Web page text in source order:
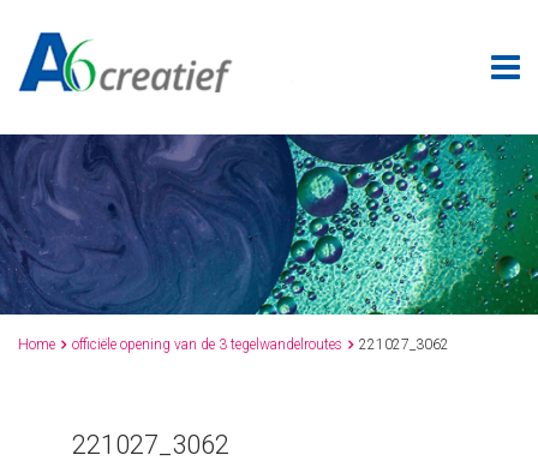
Home  officiële opening van de 3 tegelwandelroutes  221027_3062
221027_3062